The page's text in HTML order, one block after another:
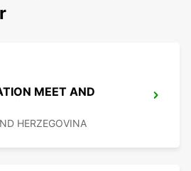
MEET AND
HERZEGOVINA